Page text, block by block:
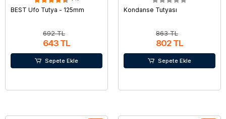
BEST Ufo Tutya - 125mm
692 TL
643 TL
Sepete Ekle
Kondanse Tutyası
863 TL
802 TL
Sepete Ekle